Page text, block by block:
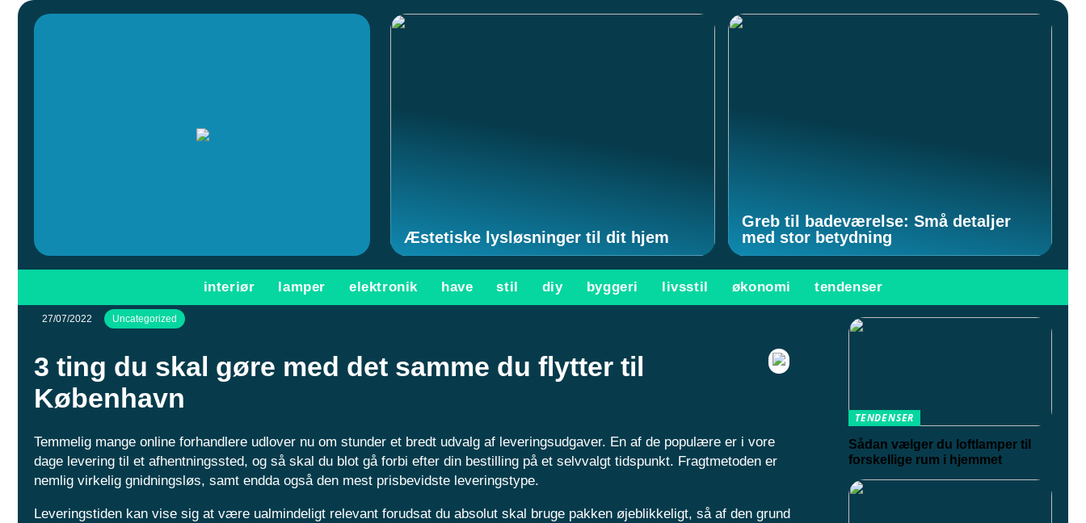
Æstetiske lysløsninger til dit hjem
Greb til badeværelse: Små detaljer
med stor betydning
interiør lamper elektronik have stil diy byggeri livsstil økonomi tendenser
27/07/2022 Uncategorized
3 ting du skal gøre med det samme du flytter til
København
Temmelig mange online forhandlere udlover nu om stunder et bredt udvalg af leveringsudgaver. En af de populære er i vore
dage levering til et afhentningssted, og så skal du blot gå forbi efter din bestilling på et selvvalgt tidspunkt. Fragtmetoden er
nemlig virkelig gnidningsløs, samt endda også den mest prisbevidste leveringstype.
Leveringstiden kan vise sig at være ualmindeligt relevant forudsat du absolut skal bruge pakken øjeblikkeligt, så af den grund
TENDENSER
Sådan vælger du loftlamper til
forskellige rum i hjemmet